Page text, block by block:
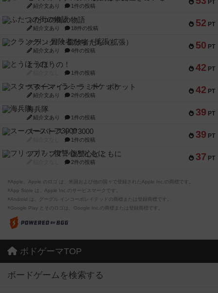
PT
紹介文あり 1件の投稿
52 PT
ふたつの街の物語
紹介文あり 18件の投稿
50 PT
クランク! ：冒険者たち（拡張）
紹介文あり 4件の投稿
42 PT
とうほうの！
1件の投稿
42 PT
スターマイン・ラミー ポケット
紹介文あり 2件の投稿
39 PT
海兵隊
紹介文あり 1件の投稿
39 PT
スーパーストア3000
1件の投稿
37 PT
フリップ７：復讐心とともに
2件の投稿
※Apple、Apple のロゴ は、米国および他の国々で登録されたApple Inc.の商標です。
※App Store は、Apple Inc.のサービスマークです。
※Android は、グーグル インコーポレイテッドの商標または登録商標です。
※Google Play とそのロゴは、Google Inc.の商標または登録商標です。
ボドゲーマTOP
ボードゲームを検索する